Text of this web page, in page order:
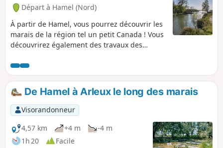
Départ à Hamel (Nord)
À partir de Hamel, vous pourrez découvrir les
marais de la région tel un petit Canada ! Vous
découvrirez également des travaux des
péniche à usage insolite, le canal du Nord
avec l'écluse de Palluel et les sentiers au
milieu de la nature.
De Hamel à Arleux le long des marais
Visorandonneur
4,57 km
+4 m
-4 m
1h 20
Facile